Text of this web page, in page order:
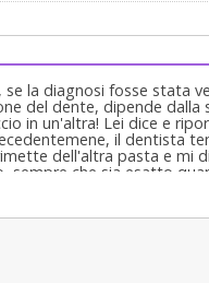
se la diagnosi fosse stata
del dente, dipende
in un'altra! Lei dice e
il dentista
dell'altra pasta e mi
sempre che sia esatto
pasta che immagino
la polpa". Non si
qui noto che è assente
dicevo, le consiglio di
digitare il nome nel
se è un Medico, se è